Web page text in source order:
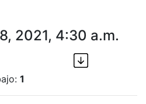
2021, 4:30 a.m.
1